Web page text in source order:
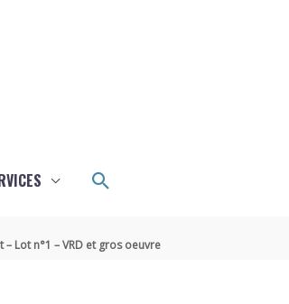
Rechercher
Lot n°1 – VRD et gros oeuvre